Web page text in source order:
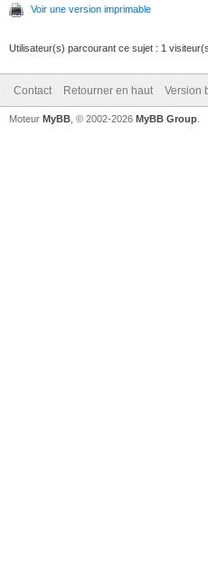
Voir une version imprimable
Utilisateur(s) parcourant ce sujet : 1
Contact Retourner en haut Version
Moteur MyBB , © 2002-2026 MyBB Group